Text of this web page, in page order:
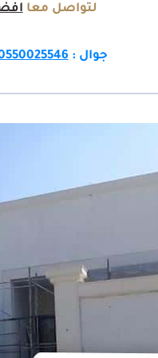
لتواصل معا
جوال :